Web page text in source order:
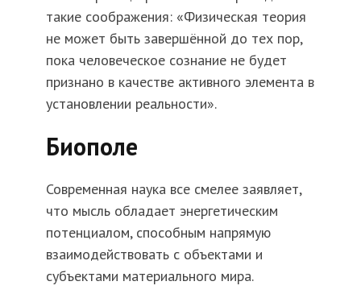
такие соображения: «Физическая теория
не может быть завершённой до тех пор,
пока человеческое сознание не будет
признано в качестве активного элемента в
установлении реальности».
Биополе
Современная наука все смелее заявляет,
что мысль обладает энергетическим
потенциалом, способным напрямую
взаимодействовать с объектами и
субъектами материального мира.